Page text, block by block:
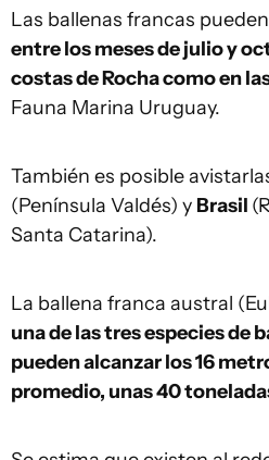
Las ballenas francas
entre los meses de julio y
costas de Rocha como en
Fauna Marina Uruguay.
También es posible
(Península Valdés) y Brasil
Santa Catarina).
La ballena franca austral
una de las tres especies de
pueden alcanzar los 16
promedio, unas 40